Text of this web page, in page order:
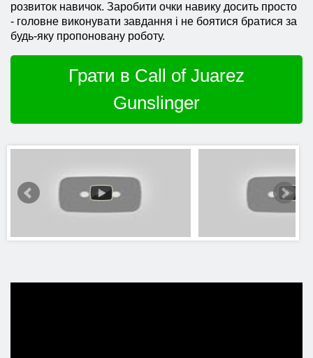
розвиток навичок. Заробити очки навику досить просто
- головне виконувати завдання і не боятися братися за
будь-яку пропоновану роботу.
Грати в Call of Juarez
Gunslinger